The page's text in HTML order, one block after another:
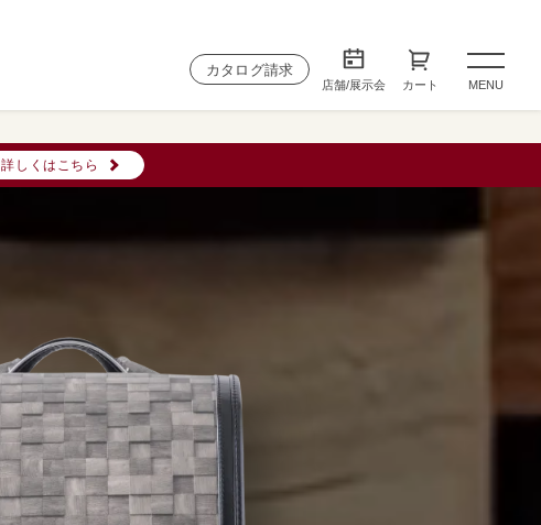
カタログ請求
店舗/展示会 カート MENU
詳しくはこちら